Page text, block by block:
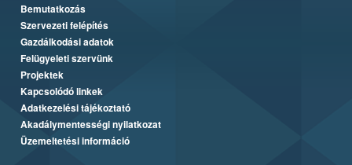
Bemutatkozás
Szervezeti felépítés
Gazdálkodási adatok
Felügyeleti szervünk
Projektek
Kapcsolódó linkek
Adatkezelési tájékoztató
Akadálymentességi nyilatkozat
Üzemeltetési információ